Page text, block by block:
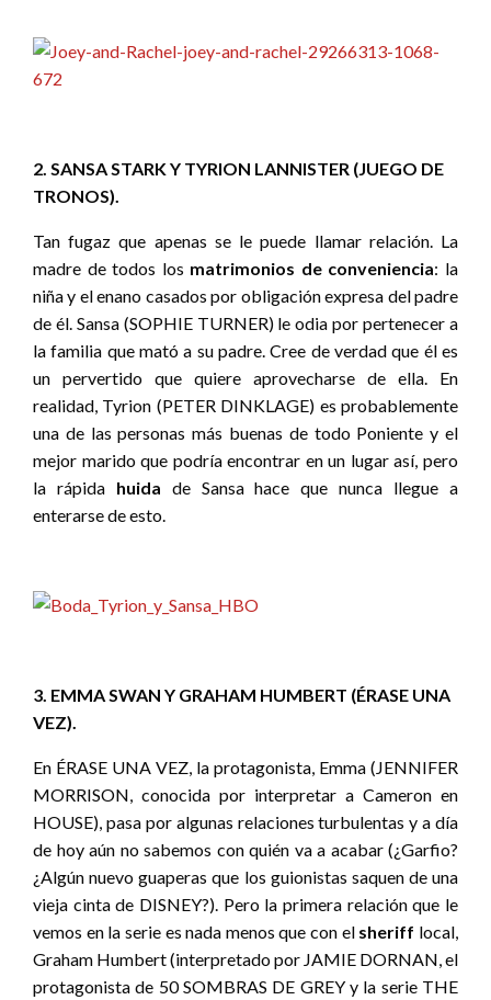
2. SANSA STARK Y TYRION LANNISTER (JUEGO DE
TRONOS).
Tan fugaz que apenas se le puede llamar relación. La
madre de todos los matrimonios de conveniencia: la
niña y el enano casados por obligación expresa del padre
de él. Sansa (SOPHIE TURNER) le odia por pertenecer a
la familia que mató a su padre. Cree de verdad que él es
un pervertido que quiere aprovecharse de ella. En
realidad, Tyrion (PETER DINKLAGE) es probablemente
una de las personas más buenas de todo Poniente y el
mejor marido que podría encontrar en un lugar así, pero
la rápida huida de Sansa hace que nunca llegue a
enterarse de esto.
3. EMMA SWAN Y GRAHAM HUMBERT (ÉRASE UNA
VEZ).
En ÉRASE UNA VEZ, la protagonista, Emma (JENNIFER
MORRISON, conocida por interpretar a Cameron en
HOUSE), pasa por algunas relaciones turbulentas y a día
de hoy aún no sabemos con quién va a acabar (¿Garfio?
¿Algún nuevo guaperas que los guionistas saquen de una
vieja cinta de DISNEY?). Pero la primera relación que le
vemos en la serie es nada menos que con el sheriff local,
Graham Humbert (interpretado por JAMIE DORNAN, el
protagonista de 50 SOMBRAS DE GREY y la serie THE